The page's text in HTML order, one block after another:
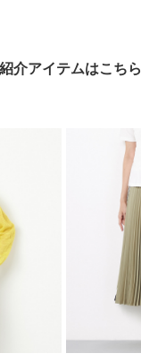
介アイテムはこちら